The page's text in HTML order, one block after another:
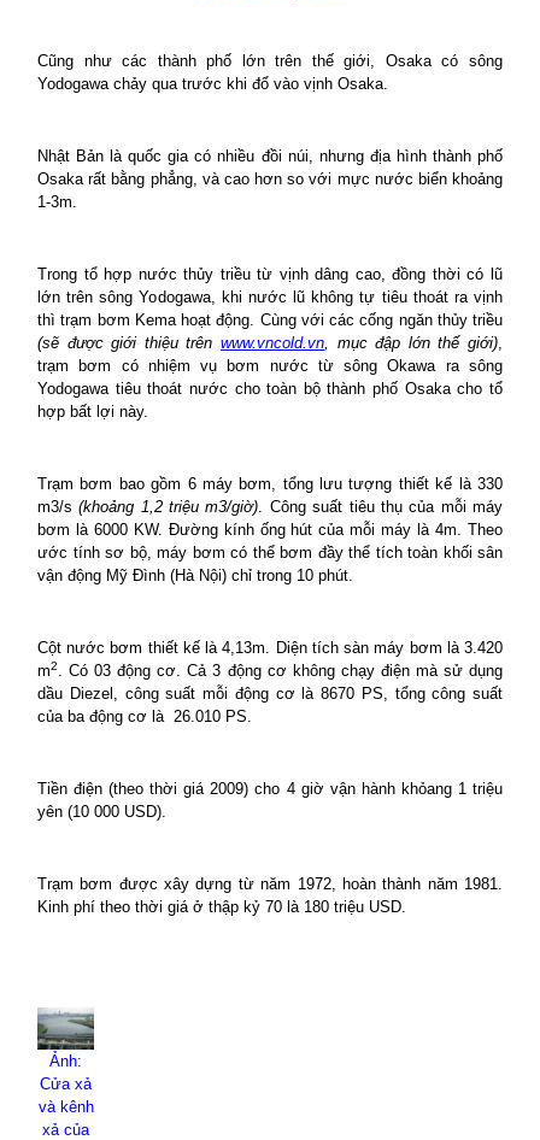
Cũng như các thành phố lớn trên thế giới, Osakacó sông
Yodogawa chảy qua trước khi đổ vào vịnh Osaka.
Nhật Bản là quốc gia có nhiều đồi núi, nhưng địa hình thành phố
Osakarất bằng phẳng, và cao hơn so với mực nước biển khoảng
1-3m.
Trong tổ hợp nước thủy triều từ vịnh dâng cao, đồng thời có lũ
lớn trên sông Yodogawa, khi nước lũ không tự tiêu thoát ra vịnh
thì trạm bơm Kema hoạt động. Cùng với các cống ngăn thủy triều
(sẽ được giới thiệu trên www.vncold.vn, mục đập lớn thế giới),
trạm bơm có nhiệm vụ bơm nước từ sông Okawa ra sông
Yodogawa tiêu thoát nước cho toàn bộ thành phố Osakacho tổ
hợp bất lợi này.
Trạm bơm bao gồm 6 máy bơm, tổng lưu tượng thiết kế là 330
m3/s(khoảng 1,2 triệu m3/giờ). Công suất tiêu thụ của mỗi máy
bơm là 6000 KW. Đường kính ống hút của mỗi máy là 4m. Theo
ước tính sơ bộ, máy bơm có thể bơm đầy thể tích toàn khối sân
vận động Mỹ Đình (Hà Nội) chỉ trong 10 phút.
Cột nước bơm thiết kế là 4,13m. Diện tích sàn máy bơm là 3.420
m2. Có 03 động cơ. Cả 3 động cơ không chạy điện mà sử dụng
dầu Diezel, công suất mỗi động cơ là 8670 PS, tổng công suất
của ba động cơ là 26.010 PS.
Tiền điện (theo thời giá 2009) cho 4 giờ vận hành khỏang 1 triệu
yên (10 000 USD).
Trạm bơm được xây dựng từ năm 1972, hoàn thành năm 1981.
Kinh phí theo thời giá ở thập kỷ 70 là 180 triệu USD.
Ảnh:
Cửa xả
và kênh
xả của